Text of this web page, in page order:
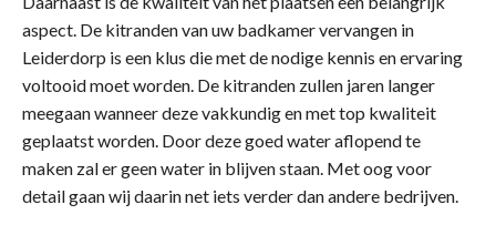
aspect. De kitranden van uw badkamer vervangen in
Leiderdorp is een klus die met de nodige kennis en ervaring
voltooid moet worden. De kitranden zullen jaren langer
meegaan wanneer deze vakkundig en met top kwaliteit
geplaatst worden. Door deze goed water aflopend te
maken zal er geen water in blijven staan. Met oog voor
detail gaan wij daarin net iets verder dan andere bedrijven.